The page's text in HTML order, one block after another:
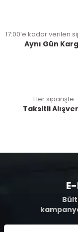
17:00’e kadar verilen
Aynı Gün
Her siparişte
Taksitli